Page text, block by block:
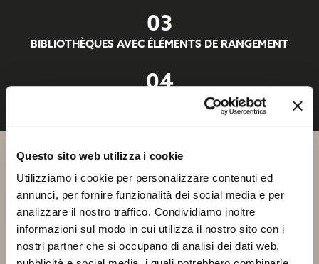
Questo sito web utilizza i cookie
Utilizziamo i cookie per personalizzare contenuti ed
annunci, per fornire funzionalità dei social media e per
analizzare il nostro traffico. Condividiamo inoltre
informazioni sul modo in cui utilizza il nostro sito con i
nostri partner che si occupano di analisi dei dati web,
03
BIBLIOTHÈQUES AVEC ÉLÉMENTS DE RANGEMENT
04
KOTÒ HIGH GLOSS
FICHE TECHNIQUE
MONTECARLO